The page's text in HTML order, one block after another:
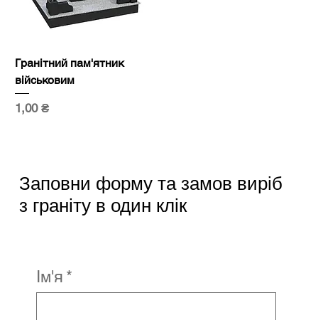
Гранітний пам'ятник
військовим
Ціна
1,00 ₴
Заповни форму та замов виріб
з граніту в один клік
Ім'я *